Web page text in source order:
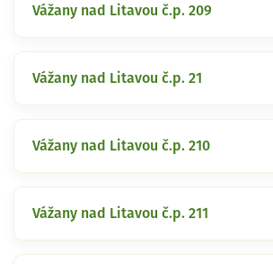
Vážany nad Litavou č.p. 209
Vážany nad Litavou č.p. 21
Vážany nad Litavou č.p. 210
Vážany nad Litavou č.p. 211